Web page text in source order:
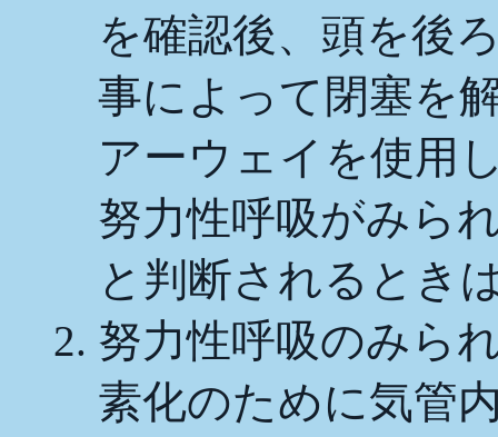
を確認後、頭を後
事によって閉塞を
アーウェイを使用
努力性呼吸がみら
と判断されるとき
努力性呼吸のみ
素化のために気管